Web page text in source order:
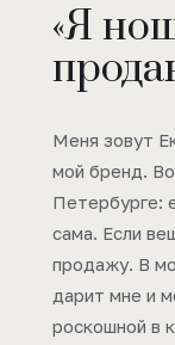
«Я
Меня зовут
мой бренд.
Петербурге:
сама. Если
продажу. В
дарит мне и
роскошной в